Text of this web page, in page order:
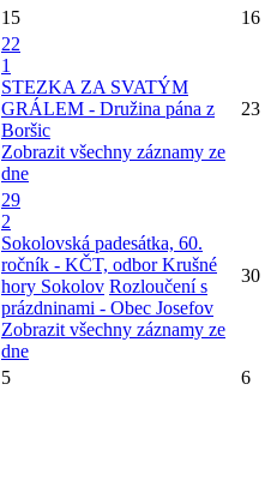
15 16
22
1
STEZKA ZA SVATÝM
GRÁLEM - Družina pána z
Boršic
Zobrazit všechny záznamy ze
dne
23
29
2
Sokolovská padesátka, 60.
ročník - KČT, odbor Krušné
hory Sokolov Rozloučení s
prázdninami - Obec Josefov
Zobrazit všechny záznamy ze
dne
30
5 6